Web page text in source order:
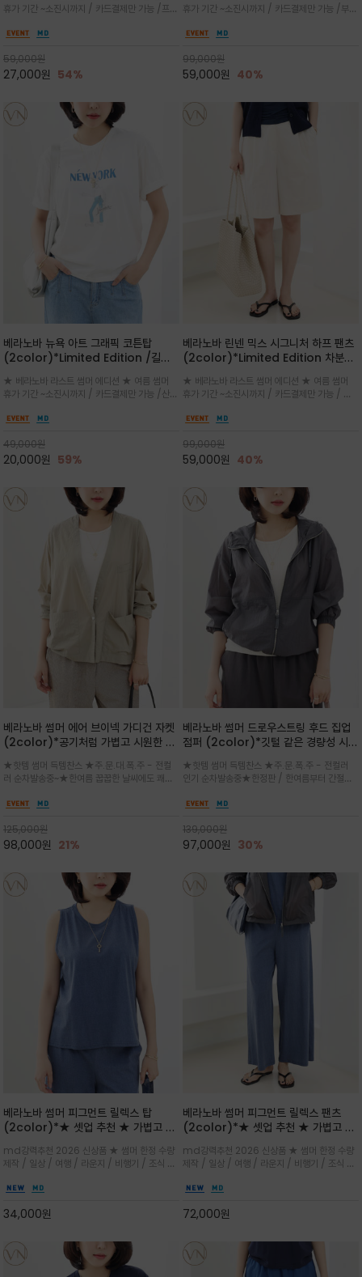
휴가 기간 ~소진시까지 / 카드결제만 가능 /프론
러스트 프린트가 더해져 과하지 않으면서도 세련
59,000원
27,000원 54%
휴가 기간 ~소진시까지 / 카드결제만 가능 /부드
은은한 매트 컬러가 고급스러운 분위기
99,000원
59,000원 40%
베라노바 뉴욕 아트 그래픽 코튼탑
(2color)*Limited Edition /길어
세요 ^^
★ 베라노바 라스트 썸머 에디션 ★ 여름 썸머
휴가 기간 ~소진시까지 / 카드결제만 가능 /산뜻
레터링과 감각적인 일러스트 프린트가 어우러져
49,000원
20,000원 59%
베라노바 린넨 믹스 시그니처 하프 팬츠
(2color)*Limited Edition 차분한
진 여름의 끝자락까지 멋스럽게 연출하
세요 ^^
★ 베라노바 라스트 썸머 에디션 ★ 여름 썸머
휴가 기간 ~소진시까지 / 카드결제만 가능 / 앞
게 체형을 커버해 우아한 비율을 완성
99,000원
59,000원 40%
베라노바 썸머 에어 브이넥 가디건 자켓
(2color)*공기처럼 가볍고 시원한 나
브이넥 디자인이라 부담없이 쓱쓱~걸치
는 꾸안꾸!!가볍고 바스락한 나일론 블렌
드 소재감이 세련된 무드를 더해주는 가
★핫템 썸머 득템찬스 ★주.문.대.폭.주 - 전컬
러 순차발송중~★한여름 꿉꿉한 날씨에도 쾌적
일 자켓은 가벼운 무게감과 방수성 덕분에 여름
등과 밸런스를 맞춥니다
125,000원
98,000원 21%
베라노바 썸머 드로우스트링 후드 집업
점퍼 (2color)*깃털 같은 경량성 시원
(Volume Fit)가볍지만 입체적인 실
루엣을 유지하는 구조적 디자인
★핫템 썸머 득템찬스 ★주.문.폭.주 - 전컬러
인기 순차발송중★한정판 / 한여름부터 간절기
단 스토퍼 디테일로 핏 조절이 가능해 실용적/바
가볍게 비치는 세련된후드
139,000원
97,000원 30%
베라노바 썸머 피그먼트 릴렉스 탑
(2color)*★ 셋업 추천 ★ 가볍고 부
튼 소재로 완성
md강력추천 2026 신상품 ★ 썸머 한정 수량
제작 / 일상 / 여행 / 라운지 / 비행기 / 조식 /
그먼트로 제작되어 편하고 가볍게 후회없으실 아
34,000원
베라노바 썸머 피그먼트 릴렉스 팬츠
(2color)*★ 셋업 추천 ★ 가볍고 부
튼 소재로 완성
md강력추천 2026 신상품 ★ 썸머 한정 수량
제작 / 일상 / 여행 / 라운지 / 비행기 / 조식 /
그먼트로 제작되어 편하고 가볍게 후회없으실 아
72,000원